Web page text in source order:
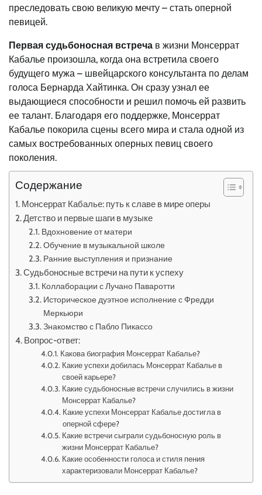
преследовать свою великую мечту – стать оперной
певицей.
Первая судьбоносная встреча в жизни Монсеррат
Кабалье произошла, когда она встретила своего
будущего мужа – швейцарского консультанта по делам
голоса Бернарда Хайтинка. Он сразу узнал ее
выдающиеся способности и решил помочь ей развить
ее талант. Благодаря его поддержке, Монсеррат
Кабалье покорила сцены всего мира и стала одной из
самых востребованных оперных певиц своего
поколения.
Содержание
Монсеррат Кабалье: путь к славе в мире оперы
Детство и первые шаги в музыке
Вдохновение от матери
Обучение в музыкальной школе
Ранние выступления и признание
Судьбоносные встречи на пути к успеху
Коллаборации с Лучано Паваротти
Историческое дуэтное исполнение с Фредди
Меркьюри
Знакомство с Пабло Пикассо
Вопрос-ответ:
Какова биография Монсеррат Кабалье?
Какие успехи добилась Монсеррат Кабалье в
своей карьере?
Какие судьбоносные встречи случились в жизни
Монсеррат Кабалье?
Какие успехи Монсеррат Кабалье достигла в
оперной сфере?
Какие встречи сыграли судьбоносную роль в
жизни Монсеррат Кабалье?
Какие особенности голоса и стиля пения
характеризовали Монсеррат Кабалье?